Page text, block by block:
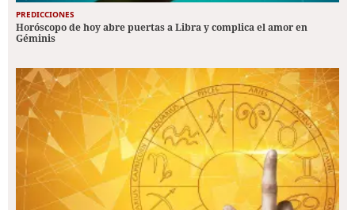
PREDICCIONES
Horóscopo de hoy abre puertas a Libra y complica el amor en
Géminis